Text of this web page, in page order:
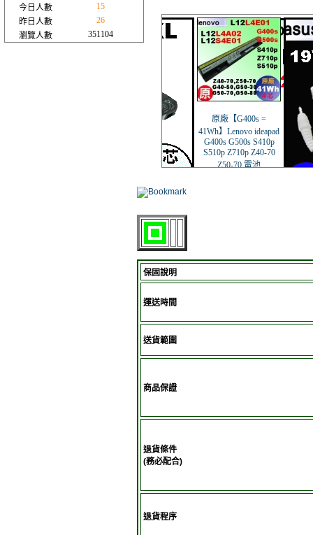
今日人數
15
昨日人數
26
瀏覽人數
351104
保固說明
運送時間
送貨範圍
商品保證
退貨條件
(務必配合)
退貨程序